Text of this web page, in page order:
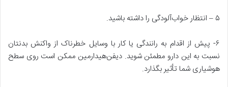
۵ – انتظار خواب‌آلودگی‌ را داشته‌ باشید.
۶- پیش‌ از اقدام‌ به‌ رانندگی‌ یا کار با وسایل‌ خطرناک‌ از واکنش‌ بدنتان‌
نسبت‌ به‌ این‌ دارو مطمئن‌ شوید. دیفن‌هیدارمین‌ ممکن‌ است‌ روی‌ سطح‌
هوشیاری‌ شما تأثیر بگذارد.